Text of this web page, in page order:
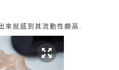
來就感到其流動性頗高.